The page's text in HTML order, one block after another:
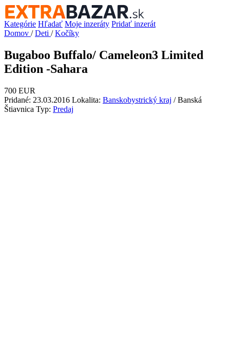
Kategórie Hľadať Moje inzeráty Pridať inzerát
Domov / Deti / Kočíky
Bugaboo Buffalo/ Cameleon3 Limited
Edition -Sahara
700 EUR
Pridané: 23.03.2016 Lokalita: Banskobystrický kraj / Banská
Štiavnica Typ: Predaj